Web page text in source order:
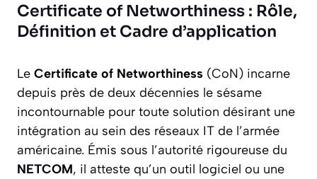
Certificate of Networthiness : Rôle,
Définition et Cadre d’application
Le Certificate of Networthiness (CoN) incarne
depuis près de deux décennies le sésame
incontournable pour toute solution désirant une
intégration au sein des réseaux IT de l’armée
américaine. Émis sous l’autorité rigoureuse du
NETCOM, il atteste qu’un outil logiciel ou une